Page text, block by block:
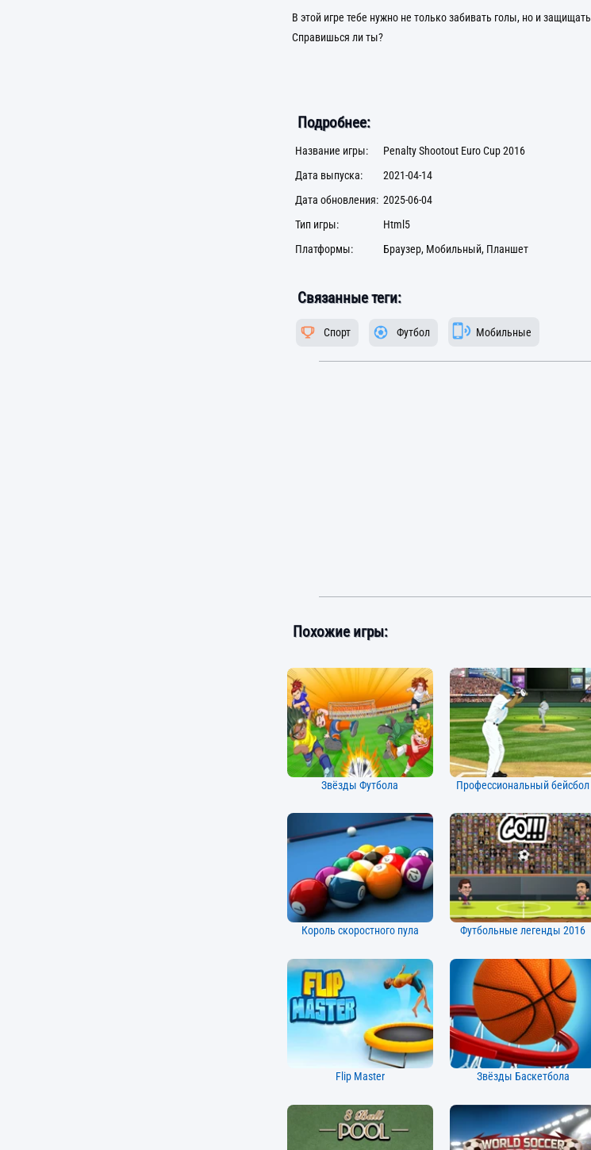
В этой игре тебе нужно не только забивать голы, но и
Справишься ли ты?
Подробнее:
Название игры:
Penalty Shootout Euro Cup 2016
Дата выпуска:
2021-04-14
Дата обновления: 2025-06-04
Тип игры:
Html5
Платформы:
Браузер, Мобильный, Планшет
Связанные теги:
Спорт Футбол Мобильные
Похожие игры:
Звёзды Футбола Профессиональный бейсбол
Король скоростного пула Футбольные легенды 2016
Flip Master Звёзды Баскетбола